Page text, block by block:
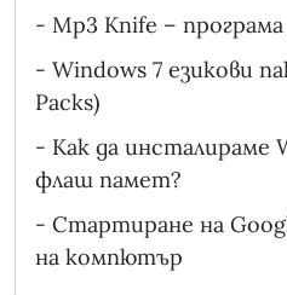
- Mp3 Knife – програма
- Windows 7 езикови
Packs)
- Как да инсталираме
флаш памет?
- Стартиране на
на компютър